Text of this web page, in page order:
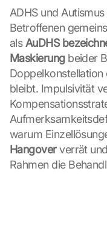
ADHS und
Betroffenen
als AuDHS
Maskierung beider
bleibt. Impulsivität
warum
Hangover verrät
Rahmen die